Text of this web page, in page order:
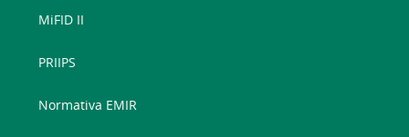
MiFID II
PRIIPS
Normativa EMIR